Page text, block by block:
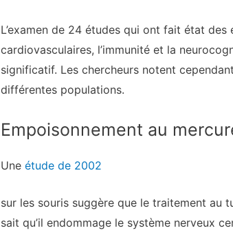
L’examen de 24 études qui ont fait état
cardiovasculaires, l’immunité et la
significatif. Les chercheurs notent
différentes populations.
Empoisonnement au
Une étude de 2002
sur les souris suggère que le traitement
sait qu’il endommage le système nerveux